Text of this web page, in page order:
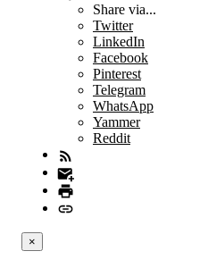
Share via...
Twitter
LinkedIn
Facebook
Pinterest
Telegram
WhatsApp
Yammer
Reddit
×